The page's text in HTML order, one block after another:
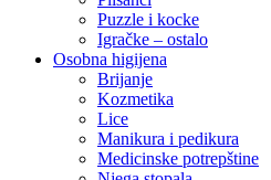
Puzzle i kocke
Igračke – ostalo
Osobna higijena
Brijanje
Kozmetika
Lice
Manikura i pedikura
Medicinske potrepštine